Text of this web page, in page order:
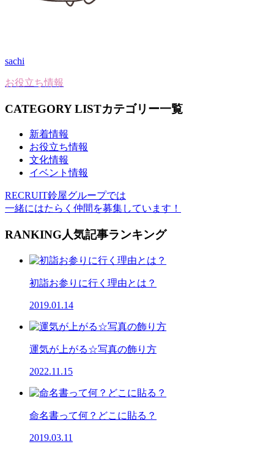
sachi
お役立ち情報
CATEGORY LISTカテゴリー一覧
新着情報
お役立ち情報
文化情報
イベント情報
RECRUIT鈴屋グループでは
一緒にはたらく仲間を募集しています！
RANKING人気記事ランキング
初詣お参りに行く理由とは？
2019.01.14
運気が上がる☆写真の飾り方
2022.11.15
命名書って何？どこに貼る？
2019.03.11